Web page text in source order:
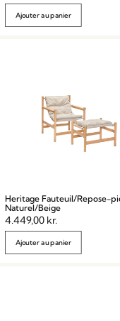
Ajouter au panier
Heritage Fauteuil/Repose-
Naturel/Beige
4.449,00 kr.
Ajouter au panier